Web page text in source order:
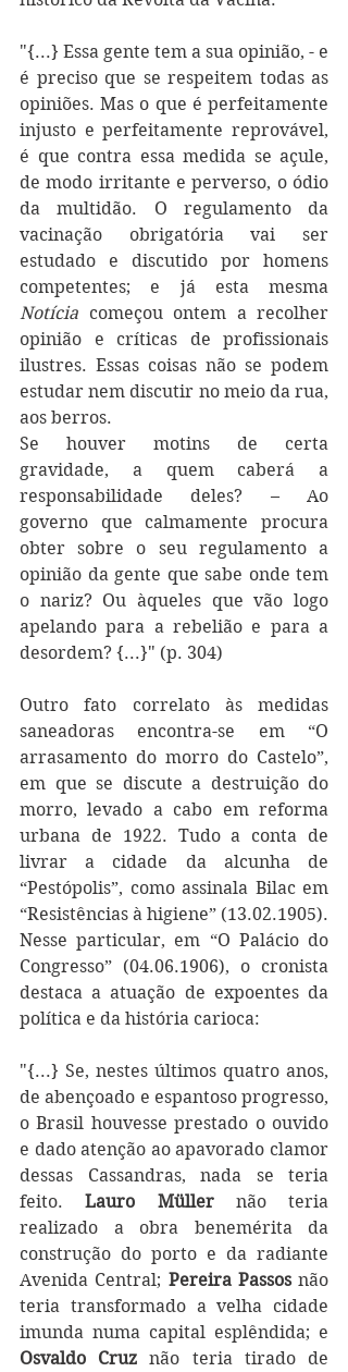
"{...} Essa gente tem a sua opinião, - e
é preciso que se respeitem todas as
opiniões. Mas o que é perfeitamente
injusto e perfeitamente reprovável,
é que contra essa medida se açule,
de modo irritante e perverso, o ódio
da multidão. O regulamento da
vacinação obrigatória vai ser
estudado e discutido por homens
Notícia começou ontem a recolher
opinião e críticas de profissionais
ilustres. Essas coisas não se podem
estudar nem discutir no meio da rua,
aos berros.
Se houver motins de certa
gravidade, a quem caberá a
responsabilidade deles? – Ao
governo que calmamente procura
obter sobre o seu regulamento a
opinião da gente que sabe onde tem
o nariz? Ou àqueles que vão logo
apelando para a rebelião e para a
desordem? {...}" (p. 304)
Outro fato correlato às medidas
saneadoras encontra-se em “O
arrasamento do morro do Castelo”,
em que se discute a destruição do
morro, levado a cabo em reforma
urbana de 1922. Tudo a conta de
livrar a cidade da alcunha de
“Pestópolis”, como assinala Bilac em
“Resistências à higiene” (13.02.1905).
Nesse particular, em “O Palácio do
Congresso” (04.06.1906), o cronista
destaca a atuação de expoentes da
política e da história carioca:
"{...} Se, nestes últimos quatro anos,
de abençoado e espantoso progresso,
o Brasil houvesse prestado o ouvido
e dado atenção ao apavorado clamor
dessas Cassandras, nada se teria
feito. Lauro Müller não teria
realizado a obra benemérita da
construção do porto e da radiante
Avenida Central; Pereira Passos não
teria transformado a velha cidade
Osvaldo Cruz não teria tirado de